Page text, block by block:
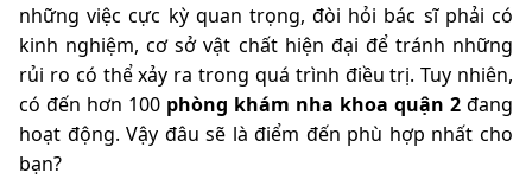
những việc cực kỳ quan trọng, đòi hỏi bác sĩ phải có
kinh nghiệm, cơ sở vật chất hiện đại để tránh những
rủi ro có thể xảy ra trong quá trình điều trị. Tuy nhiên,
có đến hơn 100 phòng khám nha khoa quận 2 đang
hoạt động. Vậy đâu sẽ là điểm đến phù hợp nhất cho
bạn?